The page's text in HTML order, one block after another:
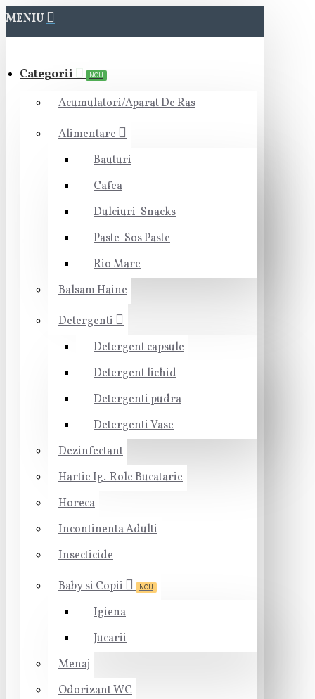
MENIU
Categorii NOU
Acumulatori/Aparat De Ras
Alimentare
Bauturi
Cafea
Dulciuri-Snacks
Paste-Sos Paste
Rio Mare
Balsam Haine
Detergenti
Detergent capsule
Detergent lichid
Detergenti pudra
Detergenti Vase
Dezinfectant
Hartie Ig.-Role Bucatarie
Horeca
Incontinenta Adulti
Insecticide
Baby si Copii
NOU
Igiena
Jucarii
Menaj
Odorizant WC